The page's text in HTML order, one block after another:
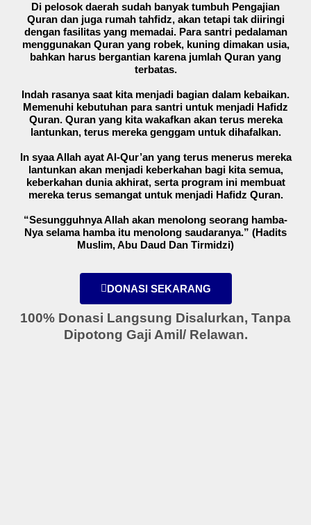
Di pelosok daerah sudah banyak tumbuh Pengajian
Quran dan juga rumah tahfidz, akan tetapi tak diiringi
dengan fasilitas yang memadai. Para santri pedalaman
menggunakan Quran yang robek, kuning dimakan usia,
bahkan harus bergantian karena jumlah Quran yang
terbatas.
Indah rasanya saat kita menjadi bagian dalam kebaikan.
Memenuhi kebutuhan para santri untuk menjadi Hafidz
Quran. Quran yang kita wakafkan akan terus mereka
lantunkan, terus mereka genggam untuk dihafalkan.
In syaa Allah ayat Al-Qur’an yang terus menerus mereka
lantunkan akan menjadi keberkahan bagi kita semua,
keberkahan dunia akhirat, serta program ini membuat
mereka terus semangat untuk menjadi Hafidz Quran.
“Sesungguhnya Allah akan menolong seorang hamba-
Nya selama hamba itu menolong saudaranya.” (Hadits
Muslim, Abu Daud Dan Tirmidzi)
DONASI SEKARANG
100% Donasi Langsung Disalurkan, Tanpa
Dipotong Gaji Amil/ Relawan.